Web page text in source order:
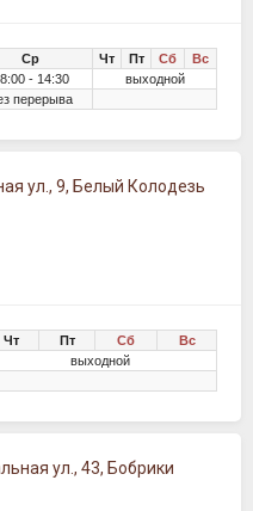
Ср Чт Пт Сб
Вс
- 14:30
выходной
перерыва
ул., 9, Белый Колодезь
Чт Пт Сб
Вс
выходной
ул., 43, Бобрики